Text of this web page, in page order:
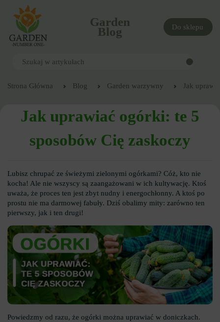
Garden
Blog Do sklepu
Strona Główna Blog Garden warzywny Jak
Jak uprawiać ogórki: te 5
sposobów Cię zaskoczy
Lubisz chrupać ze świeżymi zielonymi ogórkami? Cóż, kto nie
kocha! Ale nie wszyscy są zaangażowani w ich kultywację. Ktoś
uważa, że ​​proces ten jest zbyt nudny i energochłonny. A ktoś po
prostu nie ma darmowej fabuły. Dziś obalimy mity: zarówno ten
pierwszy, jak i ten drugi!
Powiedzmy od razu, że ogórki można uprawiać w doniczkach.